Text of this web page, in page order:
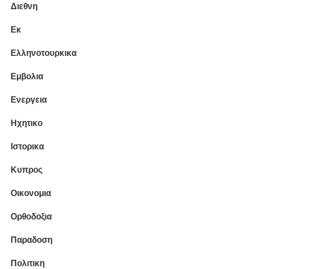
Διεθνη
Εκ
Ελληνοτουρκικα
Εμβολια
Ενεργεια
Ηχητικο
Ιστορικα
Κυπρος
Οικονομια
Ορθοδοξια
Παραδοση
Πολιτικη